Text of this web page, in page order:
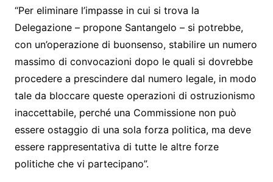
“Per eliminare l’impasse in cui si trova la
Delegazione – propone Santangelo – si potrebbe,
con un’operazione di buonsenso, stabilire un numero
massimo di convocazioni dopo le quali si dovrebbe
procedere a prescindere dal numero legale, in modo
tale da bloccare queste operazioni di ostruzionismo
inaccettabile, perché una Commissione non può
essere ostaggio di una sola forza politica, ma deve
essere rappresentativa di tutte le altre forze
politiche che vi partecipano”.